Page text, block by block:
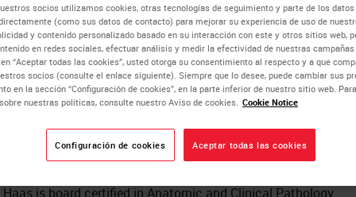
Cada país / región puede tener su
prácticas médicas. La información
nuestro sitio web es específica y
(pero no se limita a) todos los
precios y promociones.
Haas
Haas is an attending Pathologist and Director of
He received his Doctor of Osteopathic Medicine from Des
cytologic, and clinical pathology in a community hospital
and medical education conferences. His areas of
Haas is board certified in Anatomic and Clinical Pathology.
socios utilizamos cookies, otras tecnologías de seguimiento y parte de los
(como sus datos de contacto) para mejorar su experiencia de uso de
y contenido personalizado basado en su interacción con este y otros sitios web,
en redes sociales, efectuar análisis y medir la efectividad de nuestras
“Aceptar todas las cookies”, usted otorga su consentimiento al respecto y a que
socios (consulte el enlace siguiente). Siempre que lo desee, puede cambiar sus
en la sección “Configuración de cookies”, en la parte inferior de nuestro sitio web.
nuestras políticas, consulte nuestro Aviso de cookies. Cookie Notice
Configuración de cookies Aceptar todas las cookies